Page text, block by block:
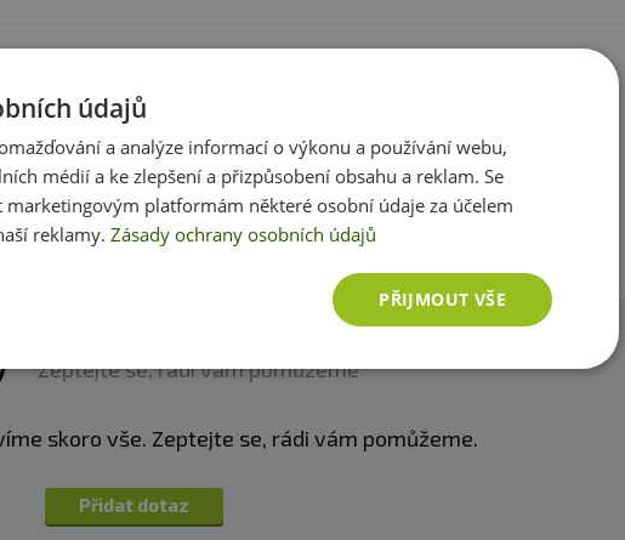
s rozhodováním. Děkujeme :-)
Přidat vlastní hodnocení
Zeptejte se, rádi vám pomůžeme
skoro vše. Zeptejte se, rádi vám pomůžeme.
Přidat dotaz
údajů
a analýze informací o výkonu a používání webu,
médií a ke zlepšení a přizpůsobení obsahu a reklam. Se
platformám některé osobní údaje za účelem
reklamy. Zásady ochrany osobních údajů
PŘIJMOUT VŠE